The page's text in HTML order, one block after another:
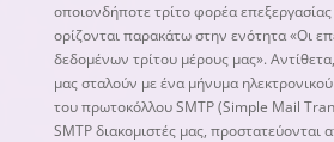
οποιονδήποτε τρίτο φορέα
ορίζονται παρακάτω στην ενότητα «Οι
δεδομένων τρίτου μέρους μας».
μας σταλούν με ένα μήνυμα
του πρωτοκόλλου SMTP (Simple Mail
SMTP διακομιστές μας, προστατεύονται